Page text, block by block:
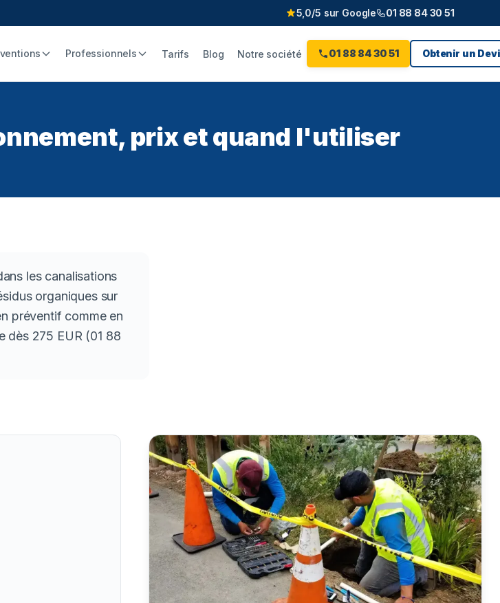
5,0/5 sur Google 01 88 84 30 51
Professionnels Tarifs Blog Notre société 01 88 84 30 51 Obtenir un
prix et quand l'utiliser
les canalisations
organiques sur
préventif comme en
dès 275 EUR (01 88